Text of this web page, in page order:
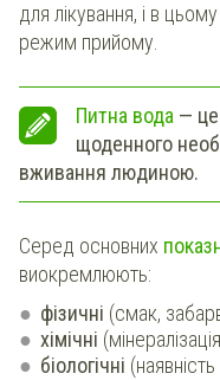
для лікування, і в
режим прийому.
Питна вода —
щоденного
вживання людиною.
Серед основних
виокремлюють:
фізичні (смак,
хімічні
біологічні (наявність